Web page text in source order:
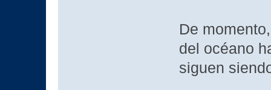
De
del océano
siguen